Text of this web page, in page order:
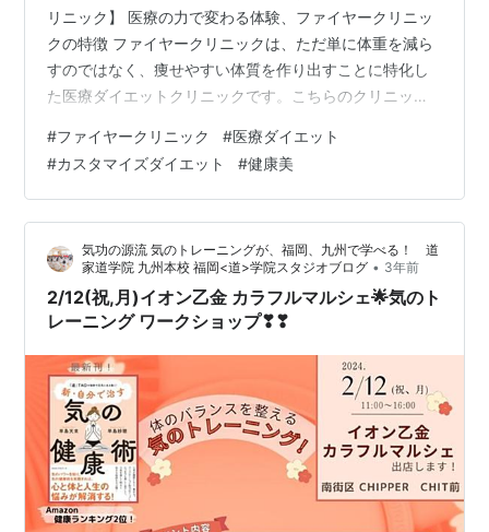
リニック】 医療の力で変わる体験、ファイヤークリニッ
クの特徴 ファイヤークリニックは、ただ単に体重を減ら
すのではなく、痩せやすい体質を作り出すことに特化し
た医療ダイエットクリニックです。こちらのクリニック
ーソナライズされたアプローチを提供しています。この
個別対応が、多くの方に選ばれる理由の一つですよ。 専
門医師によるサポート ファイヤークリニックのスタッフ
は、医師を含む多くのダイエット専門プロフェッショナ
ルで構成されています。これらの専門家は、長年にわた
る経験と深い知識を持ち合わせており、最新の…
#ファイヤークリニック #医療ダイエット
#カスタマイズダイエット #健康美
気功の源流 気のトレーニングが、福岡、九州で学べる！ 道
家道学院 九州本校 福岡<道>学院スタジオブログ • 3年前
2/12(祝,月)イオン乙金 カラフルマルシェ🌟気のト
レーニング ワークショップ❣❣